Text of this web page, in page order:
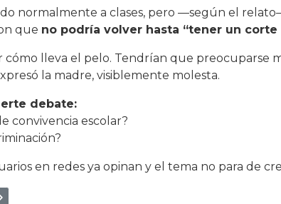
normalmente a clases, pero —según el
que no podría volver hasta “tener un corte
cómo lleva el pelo. Tendrían que preocuparse
la madre, visiblemente molesta.
debate:
convivencia escolar?
en redes ya opinan y el tema no para de
ADIÓS: SE APAGÓ LA VOZ DE CÉSAR
EUGENIA ROLON, LA LIBERTARIA QUE